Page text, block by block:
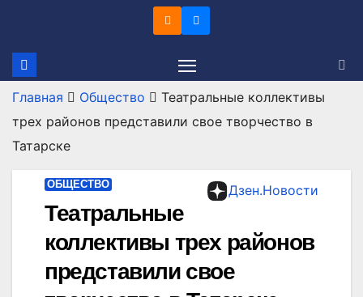
содержимому
Главная Общество
Театральные коллективы
трех районов представили свое творчество в
Татарске
Дзен.Новости
ОБЩЕСТВО
Театральные
коллективы трех районов
представили свое